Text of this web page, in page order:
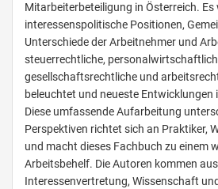
Mitarbeiterbeteiligung in Österreich. Es
interessenspolitische Positionen,
Unterschiede der Arbeitnehmer und
steuerrechtliche,
gesellschaftsrechtliche und
beleuchtet und neueste Entwicklungen
Diese umfassende Aufarbeitung
Perspektiven richtet sich an Praktiker,
und macht dieses Fachbuch zu einem
Arbeitsbehelf. Die Autoren kommen
Interessenvertretung, Wissenschaft